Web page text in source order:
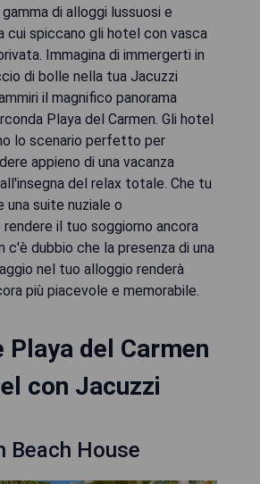
di alloggi lussuosi e
cui spiccano gli hotel con vasca
Immagina di immergerti in
di bolle nella tua Jacuzzi
il magnifico panorama
Playa del Carmen. Gli hotel
lo scenario perfetto per
appieno di una vacanza
del relax totale. Che tu
una suite nuziale o
il tuo soggiorno ancora
c'è dubbio che la presenza di una
nel tuo alloggio renderà
più piacevole e memorabile.
Playa del Carmen
con Jacuzzi
Beach House